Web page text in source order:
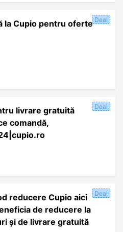
Deal
la Cupio pentru oferte
Deal
livrare gratuită
comandă,
Deal
reducere Cupio aici
de reducere la
și de livrare gratuită